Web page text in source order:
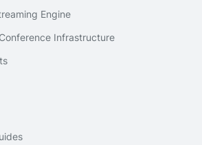
Engine
Infrastructure